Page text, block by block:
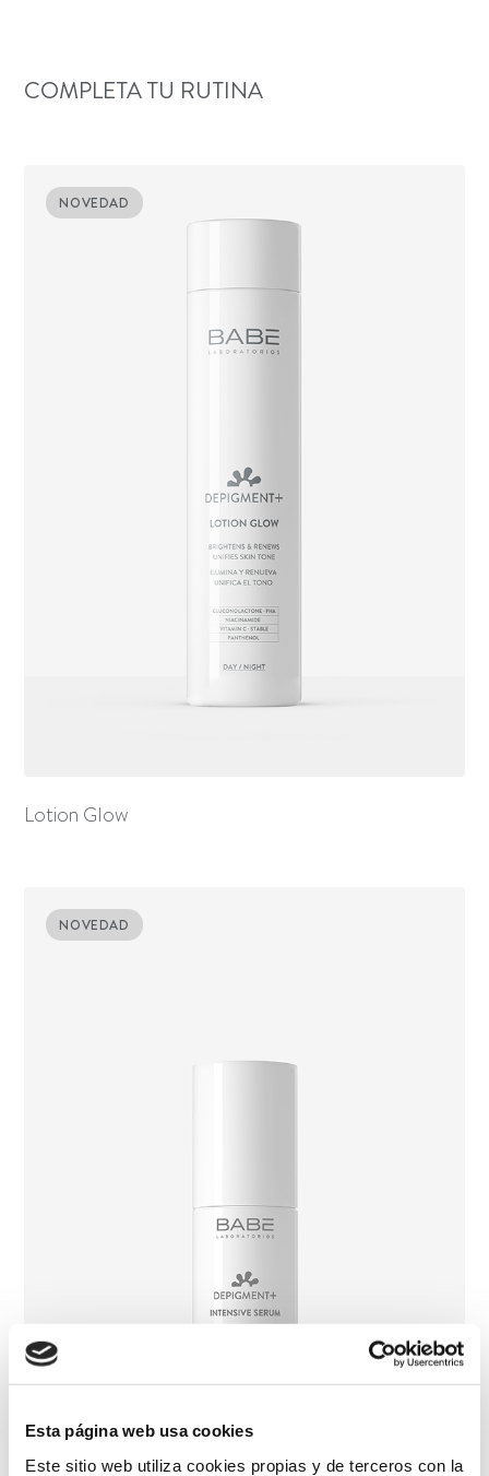
Esta página web usa cookies
Este sitio web utiliza cookies propias y de terceros con la
COMPLETA TU RUTINA
NOVEDAD
Lotion Glow
NOVEDAD